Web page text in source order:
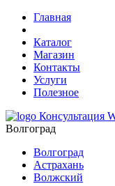
Главная
Каталог
Магазин
Контакты
Услуги
Полезное
Консультация
Волгоград
Волгоград
Астрахань
Волжский